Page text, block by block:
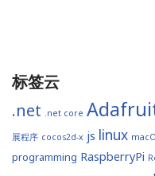
标签云
.net
.net core
展程序 cocos2d-x js linux
programming RaspberryPi